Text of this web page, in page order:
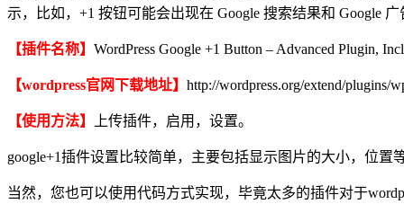
示，比如，+1 按钮可能会出现在 Google 搜索结果和 Google
【插件名称】 WordPress Google +1 Button – Advanced Plugin,
【wordpress官网下载地址】 http://wordpress.org/extend/plugins/
【使用方法】 上传插件，启用，设置。
google+1插件设置比较简单，主要包括显示图片的大小，位置等
当然，您也可以使用代码方式实现，毕竟太多的插件对于